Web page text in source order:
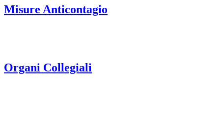
Misure Anticontagio
Organi Collegiali